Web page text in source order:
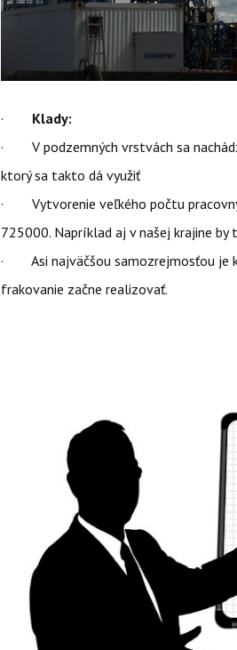
· Klady:
· V podzemných vrstvách sa
ktorý sa takto dá využiť
· Vytvorenie veľkého počtu
725000. Napríklad aj v našej krajine
· Asi najväčšou samozrejmosťou je
frakovanie začne realizovať.